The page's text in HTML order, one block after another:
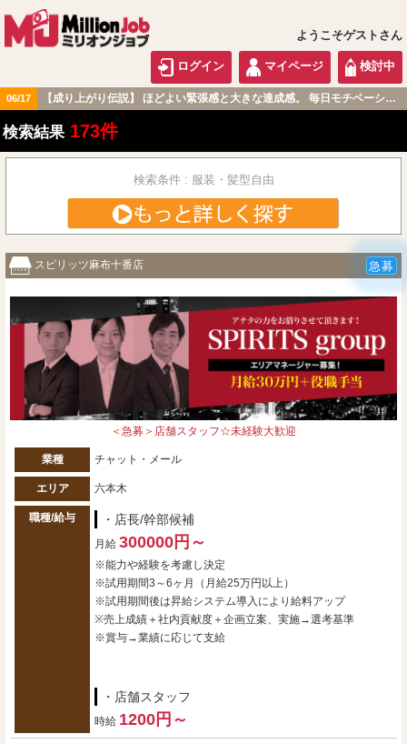
ようこそゲストさん
ログイン マイページ 検討中
06/17 【成り上がり伝説】 ほどよい緊張感と大きな達成感。 毎日モチベーション高く過ごせる職場です！
関東版
検索結果 173件
検索条件 : 服装・髪型自由
スピリッツ麻布十番店 急募
＜急募＞店舗スタッフ☆未経験大歓迎
業種 チャット・メール
エリア 六本木
職種/給与 ・店長/幹部候補
月給 300000円～
※能力や経験を考慮し決定
※試用期間3～6ヶ月（月給25万円以上）
※試用期間後は昇給システム導入により給料アップ
※売上成績＋社内貢献度＋企画立案、実施→選考基準
※賞与→業績に応じて支給
・店舗スタッフ
時給 1200円～